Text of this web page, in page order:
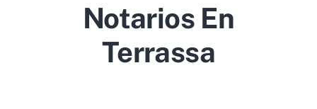
Notarios En
Terrassa